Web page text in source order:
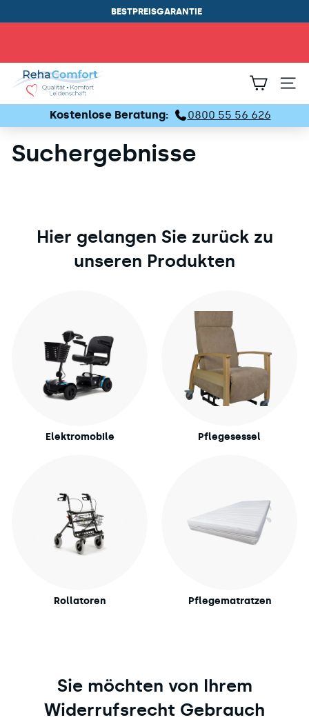
Pause
BESTPREISGARANTIE
R
e
h
a
Kostenlose Beratung: 0800 55 56 626
Suchergebnisse
Hier gelangen Sie zurück zu
unseren Produkten
Elektromobile Pflegesessel
Rollatoren Pflegematratzen
Sie möchten von Ihrem
Widerrufsrecht Gebrauch